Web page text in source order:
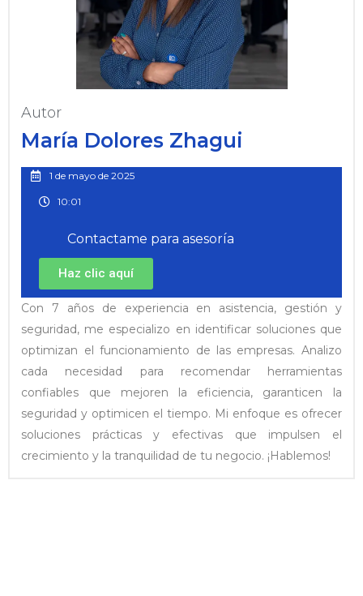
Autor
María Dolores Zhagui
1 de mayo de 2025
10:01
Contactame para asesoría
Haz clic aquí
Con 7 años de experiencia en asistencia, gestión y
seguridad, me especializo en identificar soluciones que
optimizan el funcionamiento de las empresas. Analizo
cada necesidad para recomendar herramientas
confiables que mejoren la eficiencia, garanticen la
seguridad y optimicen el tiempo. Mi enfoque es ofrecer
soluciones prácticas y efectivas que impulsen el
crecimiento y la tranquilidad de tu negocio. ¡Hablemos!